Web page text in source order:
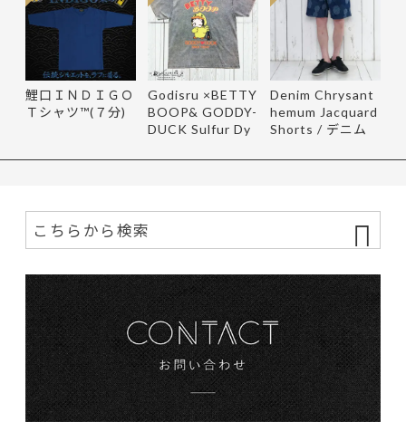
鯉口ＩＮＤＩＧＯ
Ｔシャツ™(７分)
Godisru ×BETTY
BOOP& GODDY-
DUCK Sulfur Dy
Denim Chrysant
hemum Jacquard
Shorts / デニム